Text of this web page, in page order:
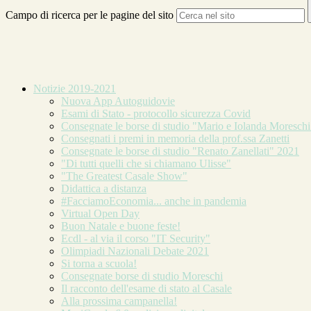
Campo di ricerca per le pagine del sito
Notizie 2019-2021
Nuova App Autoguidovie
Esami di Stato - protocollo sicurezza Covid
Consegnate le borse di studio "Mario e Iolanda
Consegnati i premi in memoria della prof.ssa Zanetti
Consegnate le borse di studio "Renato Zanellati" 2021
"Di tutti quelli che si chiamano Ulisse"
"The Greatest Casale Show"
Didattica a distanza
#FacciamoEconomia... anche in pandemia
Virtual Open Day
Buon Natale e buone feste!
Ecdl - al via il corso "IT Security"
Olimpiadi Nazionali Debate 2021
Si torna a scuola!
Consegnate borse di studio Moreschi
Il racconto dell'esame di stato al Casale
Alla prossima campanella!